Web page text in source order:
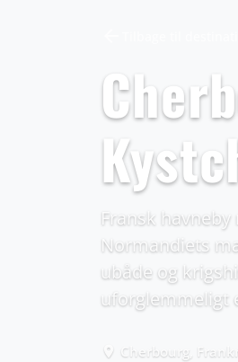
Fransk
Normandiets
ubåde og
uforglemmeligt
place Cherbourg,